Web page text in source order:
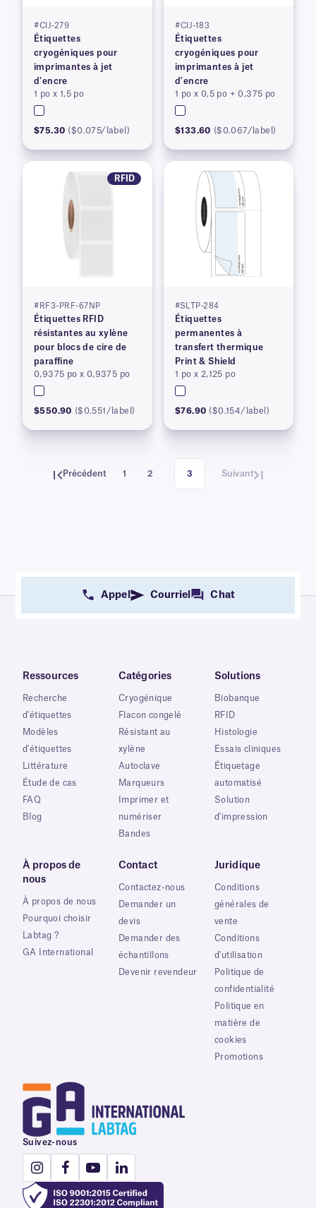
#CIJ-279
Étiquettes
cryogéniques pour
imprimantes à jet
d'encre
1 po x 1,5 po
$75.30 ($0.075/label)
#CIJ-183
Étiquettes
cryogéniques pour
imprimantes à jet
d'encre
1 po x 0,5 po + 0,375 po
$133.60 ($0.067/label)
RFID
#RF3-PRF-67NP
Étiquettes RFID
résistantes au xylène
pour blocs de cire de
paraffine
0,9375 po x 0,9375 po
$550.90 ($0.551/label)
#SLTP-284
Étiquettes
permanentes à
transfert thermique
Print & Shield
1 po x 2,125 po
$76.90 ($0.154/label)
Précédent 1 2 3 Suivant
Appel Courriel Chat
Ressources
Recherche
d'étiquettes
Modèles
d'étiquettes
Littérature
Étude de cas
FAQ
Blog
Catégories
Cryogénique
Flacon congelé
Résistant au
xylène
Autoclave
Marqueurs
Imprimer et
numériser
Bandes
Solutions
Biobanque
RFID
Histologie
Essais cliniques
Étiquetage
automatisé
Solution
d'impression
À propos de
nous
À propos de nous
Pourquoi choisir
Labtag ?
GA International
Contact
Contactez-nous
Demander un
devis
Demander des
échantillons
Devenir revendeur
Juridique
Conditions
générales de
vente
Conditions
d'utilisation
Politique de
confidentialité
Politique en
matière de
cookies
Promotions
Suivez-nous